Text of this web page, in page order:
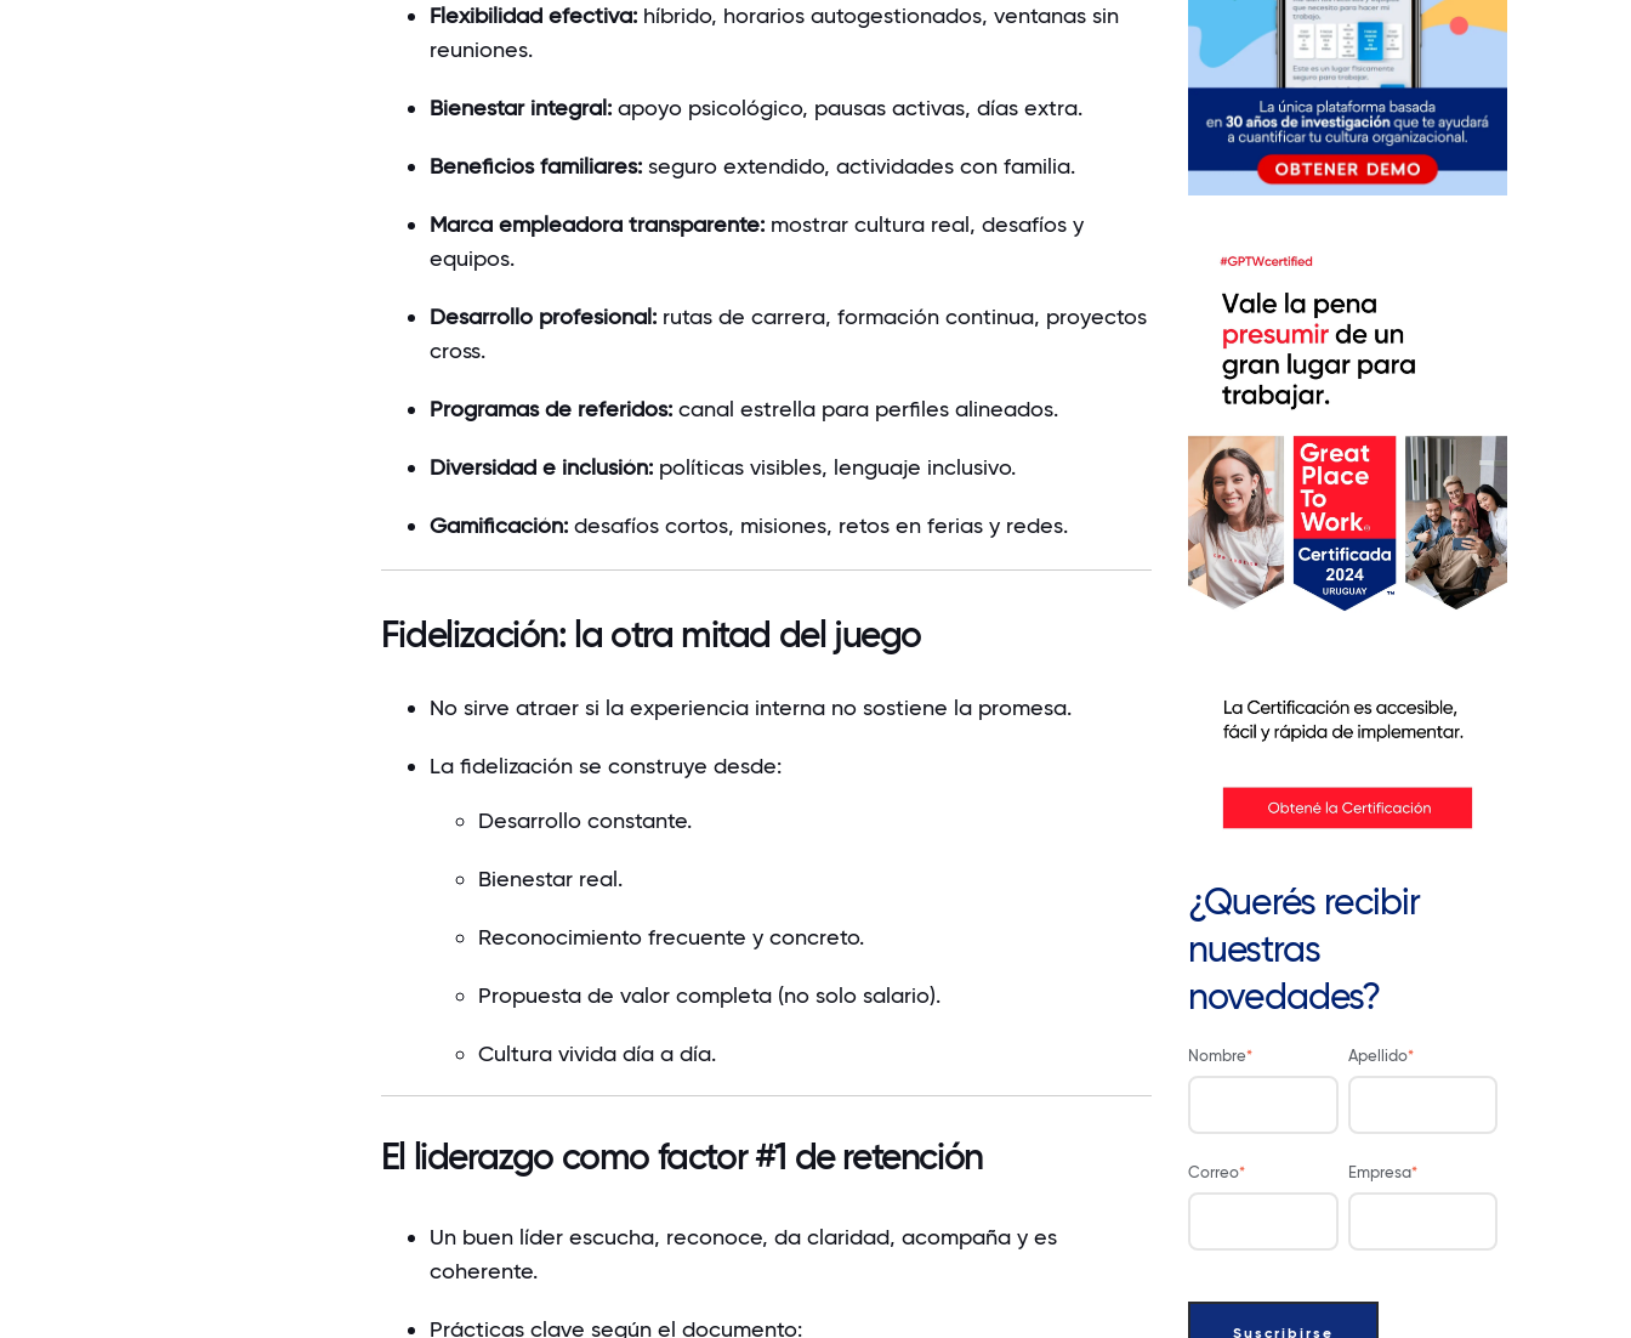
Flexibilidad efectiva:híbrido, horarios autogestionados, ventanas sin
reuniones.
Bienestar integral:apoyo psicológico, pausas activas, días extra.
Beneficios familiares:seguro extendido, actividades con familia.
Marca empleadora transparente:mostrar cultura real, desafíos y
equipos.
Desarrollo profesional:rutas de carrera, formación continua, proyectos
cross.
Programas de referidos:canal estrella para perfiles alineados.
Diversidad e inclusión:políticas visibles, lenguaje inclusivo.
Gamificación:desafíos cortos, misiones, retos en ferias y redes.
Fidelización: la otra mitad del juego
No sirve atraer si la experiencia interna no sostiene la promesa.
La fidelización se construye desde:
Desarrollo constante.
Bienestar real.
Reconocimiento frecuente y concreto.
Propuesta de valor completa (no solo salario).
Cultura vivida día a día.
El liderazgo como factor #1 de retención
Un buen líder escucha, reconoce, da claridad, acompaña y es
coherente.
Prácticas clave según el documento:
¿Querés recibir
nuestras
novedades?
Nombre* Apellido*
Correo* Empresa*